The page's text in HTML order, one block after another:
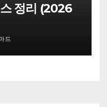
정리 (2026
드